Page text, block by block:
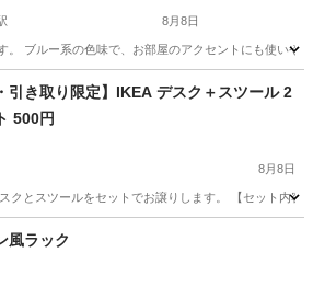
8月8日
。 ブルー系の色味で、お部屋のアクセントにも使い
駅 カーペット/マット/ラグ
引き取り限定】IKEA デスク＋スツール 2
500円
8月8日
クとスツールをセットでお譲りします。 【セット内
家具
風ラック